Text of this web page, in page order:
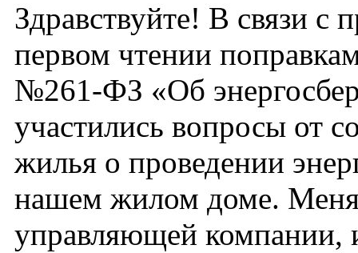
Здравствуйте! В связи с
первом чтении
№261-ФЗ «Об
участились вопросы от
жилья о проведении
нашем жилом доме.
управляющей компании,